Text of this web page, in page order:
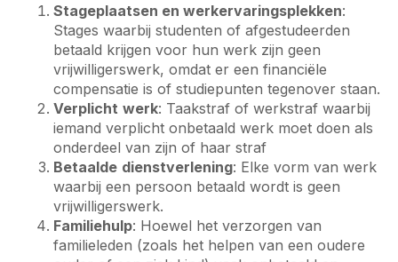
Stageplaatsen en werkervaringsplekken:
Stages waarbij studenten of afgestudeerden
betaald krijgen voor hun werk zijn geen
vrijwilligerswerk, omdat er een financiële
compensatie is of studiepunten tegenover staan.
Verplicht werk: Taakstraf of werkstraf waarbij
iemand verplicht onbetaald werk moet doen als
onderdeel van zijn of haar straf
Betaalde dienstverlening: Elke vorm van werk
waarbij een persoon betaald wordt is geen
vrijwilligerswerk.
Familiehulp: Hoewel het verzorgen van
familieleden (zoals het helpen van een oudere